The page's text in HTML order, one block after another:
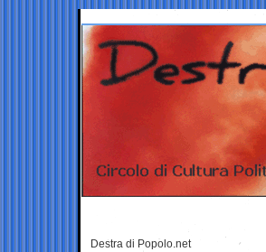
Destra di Popolo.net